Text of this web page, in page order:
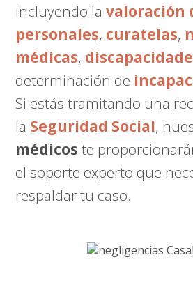
incluyendo lavaloración
personales, curatelas,
médicas,
determinación de
Si estás tramitando una
la Seguridad Social,
médicos te
el soporte experto que
respaldar tu caso.